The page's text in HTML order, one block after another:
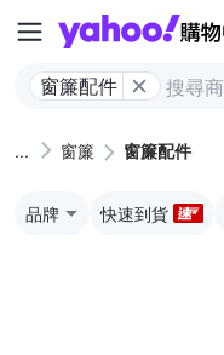
窗簾配件
窗簾 窗簾配件
品牌 快速到貨